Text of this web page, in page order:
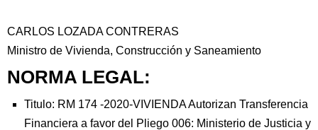
CARLOS LOZADA CONTRERAS
Ministro de Vivienda, Construcción y Saneamiento
NORMA LEGAL:
Titulo: RM 174 -2020-VIVIENDA Autorizan Transferencia
Financiera a favor del Pliego 006: Ministerio de Justicia y